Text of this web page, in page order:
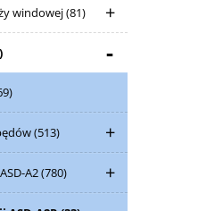
windowej(81)
(513)
A2(780)